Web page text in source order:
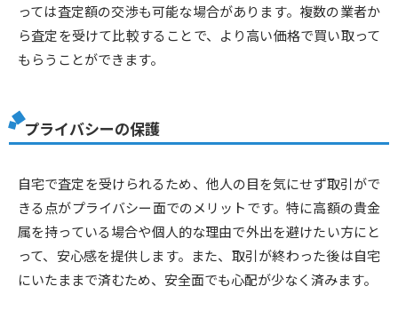
っては査定額の交渉も可能な場合があります。複数の業者か
ら査定を受けて比較することで、より高い価格で買い取って
もらうことができます。
プライバシーの保護
自宅で査定を受けられるため、他人の目を気にせず取引がで
きる点がプライバシー面でのメリットです。特に高額の貴金
属を持っている場合や個人的な理由で外出を避けたい方にと
って、安心感を提供します。また、取引が終わった後は自宅
にいたままで済むため、安全面でも心配が少なく済みます。